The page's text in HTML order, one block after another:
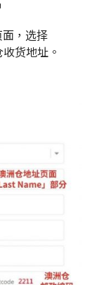
面，选择
货地址。